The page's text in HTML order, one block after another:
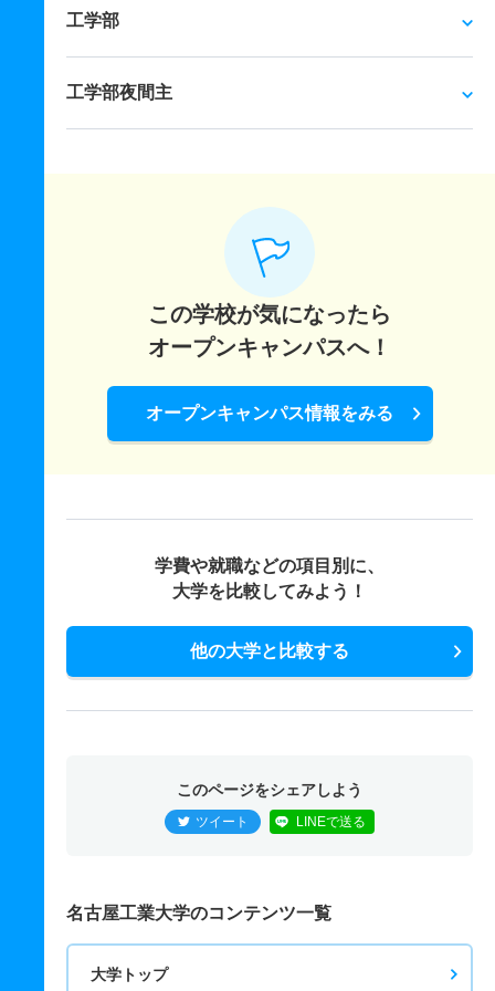
工学部
工学部夜間主
この学校が気になったら
オープンキャンパスへ！
オープンキャンパス情報をみる
学費や就職などの項目別に、
大学を比較してみよう！
他の大学と比較する
このページをシェアしよう
ツイート LINEで送る
名古屋工業大学のコンテンツ一覧
大学トップ